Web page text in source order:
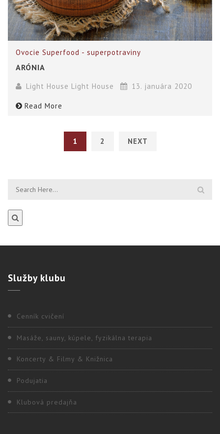
Ovocie Superfood - superpotraviny
ARÓNIA
Light House Light House 13. januára 2020
Read More
1 2 NEXT
Službyklubu
Cenník cvičení
Masáže, sauny, kúpele, fyzikálna terapia
Koncerty & Filmy & Knižnica
Podujatia
Klubová predajňa